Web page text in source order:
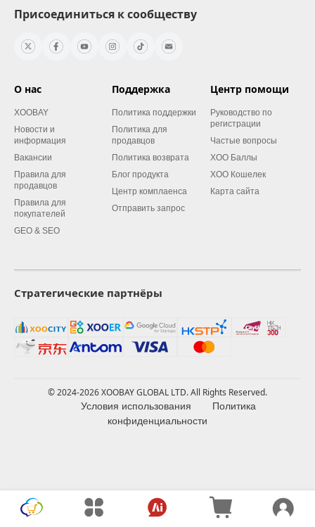
Присоединиться к сообществу
О нас
XOOBAY
Новости и
информация
Вакансии
Правила для
продавцов
Правила для
покупателей
GEO & SEO
Поддержка
Политика поддержки
Политика для
продавцов
Политика возврата
Блог продукта
Центр комплаенса
Отправить запрос
Центр помощи
Руководство по
регистрации
Частые вопросы
XOO Баллы
XOO Кошелек
Карта сайта
Стратегические партнёры
© 2024-2026 XOOBAY GLOBAL LTD. All Rights Reserved.
Условия использования
Политика
конфиденциальности